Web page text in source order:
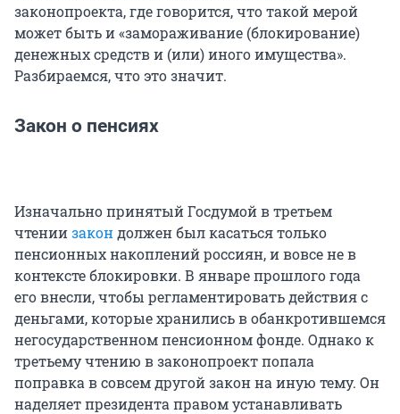
законопроекта, где говорится, что такой мерой
может быть и «замораживание (блокирование)
денежных средств и (или) иного имущества».
Разбираемся, что это значит.
Закон о пенсиях
Изначально принятый Госдумой в третьем
чтениизакондолжен был касаться только
пенсионных накоплений россиян, и вовсе не в
контексте блокировки. В январе прошлого года
его внесли, чтобы регламентировать действия с
деньгами, которые хранились в обанкротившемся
негосударственном пенсионном фонде. Однако к
третьему чтению в законопроект попала
поправка в совсем другой закон на иную тему. Он
наделяет президента правом устанавливать